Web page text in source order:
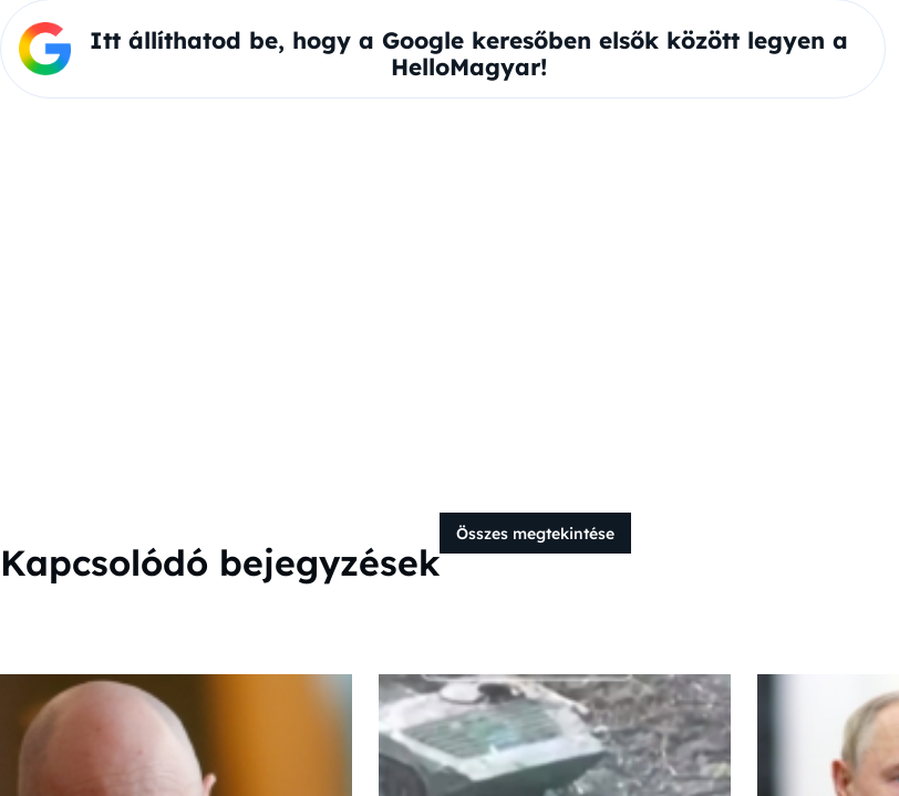
Itt állíthatod be, hogy a Google keresőben elsők között legyen a
HelloMagyar!
Kapcsolódó bejegyzések
Összes megtekintése